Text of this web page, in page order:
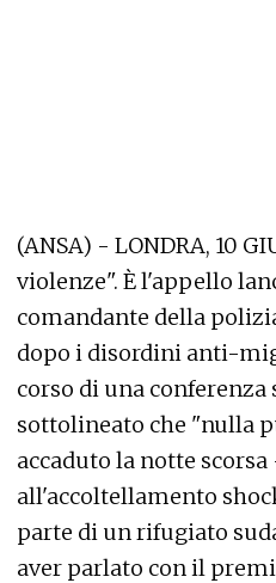
(ANSA) - LONDRA, 10
violenze". È l'appello
comandante della
dopo i disordini anti-
corso di una
sottolineato che "nulla
accaduto la notte
all'accoltellamento
parte di un rifugiato
aver parlato con il